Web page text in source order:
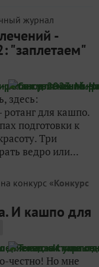
журнал
-
"заплетаем"
здесь:
для кашпо.
подготовки к
Три
ведро или...
на конкурс «Конкурс
И кашпо для
честно! Но мне